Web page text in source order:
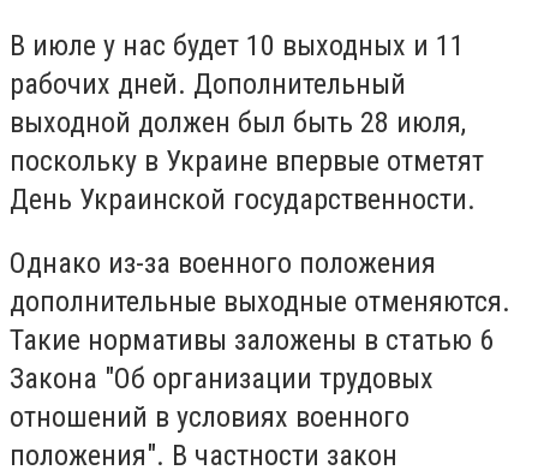
В июле у нас будет 10 выходных и 11
рабочих дней. Дополнительный
выходной должен был быть 28 июля,
поскольку в Украине впервые отметят
День Украинской государственности.
Однако из-за военного положения
дополнительные выходные отменяются.
Такие нормативы заложены в статью 6
Закона "Об организации трудовых
отношений в условиях военного
положения". В частности закон